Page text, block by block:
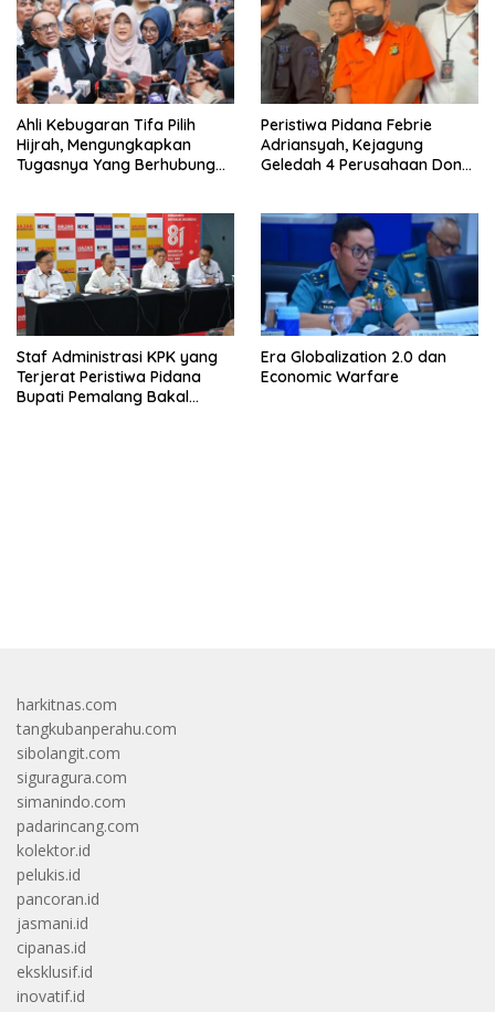
Ahli Kebugaran Tifa Pilih
Hijrah, Mengungkapkan
Tugasnya Yang Berhubungan
Peristiwa Pidana Febrie
Adriansyah, Kejagung
Geledah 4 Perusahaan Don
Staf Administrasi KPK yang
Terjerat Peristiwa Pidana
Bupati Pemalang Bakal
Era Globalization 2.0 dan
Economic Warfare
harkitnas.com
tangkubanperahu.com
sibolangit.com
siguragura.com
simanindo.com
padarincang.com
kolektor.id
pelukis.id
pancoran.id
jasmani.id
cipanas.id
eksklusif.id
inovatif.id